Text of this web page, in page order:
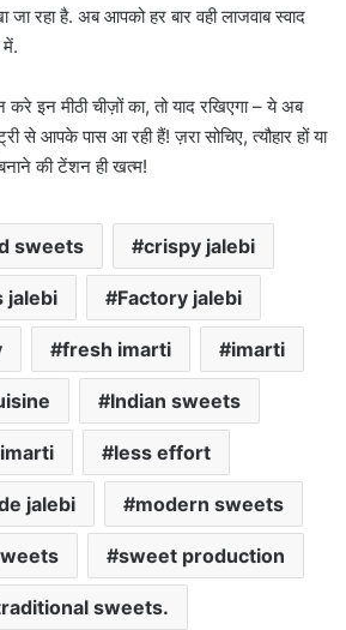
जा रहा है. अब आपको हर बार वही लाजवाब स्वाद
इन मीठी चीज़ों का, तो याद रखिएगा – ये अब
से आपके पास आ रही हैं! ज़रा सोचिए, त्यौहार हों या
की टेंशन ही खत्म!
sweets crispy jalebi
jalebi Factory jalebi
fresh imarti imarti
Indian sweets
less effort
jalebi modern sweets
sweet production
sweets.